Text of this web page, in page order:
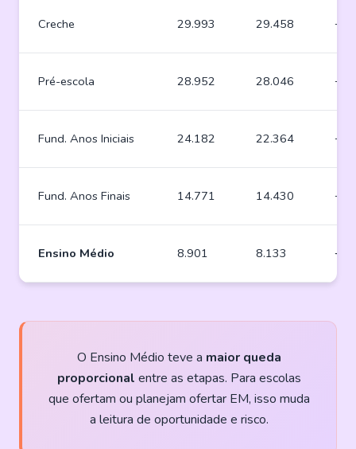
Creche 29.993 29.458
Pré-escola 28.952 28.046
Fund. Anos Iniciais 24.182 22.364
Fund. Anos Finais 14.771 14.430
Ensino Médio 8.901 8.133
O Ensino Médio teve a maior queda
proporcional entre as etapas. Para escolas
que ofertam ou planejam ofertar EM, isso muda
a leitura de oportunidade e risco.